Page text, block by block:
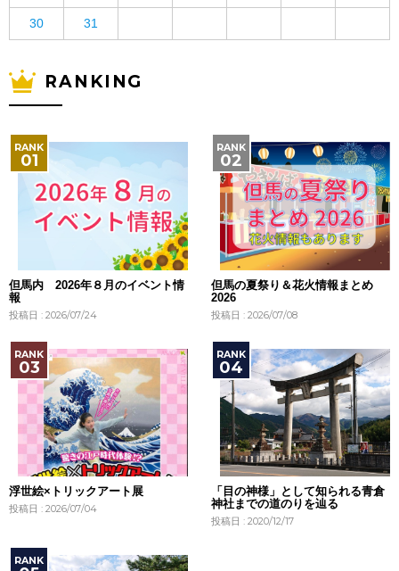
30 31
RANKING
但馬内 2026年８月のイベント情
報
投稿日 : 2026/07/24
但馬の夏祭り＆花火情報まとめ
2026
投稿日 : 2026/07/08
浮世絵×トリックアート展
投稿日 : 2026/07/04
「目の神様」として知られる青倉
神社までの道のりを辿る
投稿日 : 2020/12/17